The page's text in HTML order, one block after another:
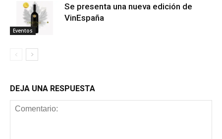
Eventos
Se presenta una nueva edición de
VinEspaña
DEJA UNA RESPUESTA